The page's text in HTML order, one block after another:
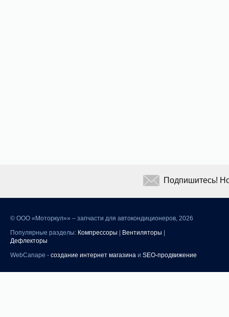
© ООО «Моторкул»» – запчасти для автокондиционеров, 2026
Популярные разделы: Компрессоры Вентиляторы
Дефлекторы
WebCanape - создание интернет магазина и SEO-продвижение
Подпишитесь!